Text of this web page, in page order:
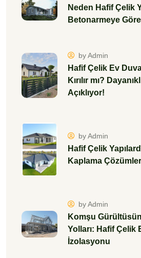
Neden Hafif Çelik
Betonarmeye
by Admin
Hafif Çelik Ev
Kırılır mı?
Açıklıyor!
by Admin
Hafif Çelik
Kaplama
by Admin
Komşu
Yolları: Hafif Çelik
İzolasyonu